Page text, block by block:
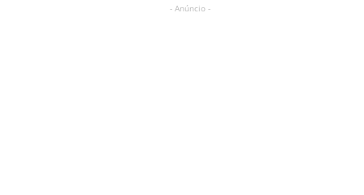
- Anúncio -